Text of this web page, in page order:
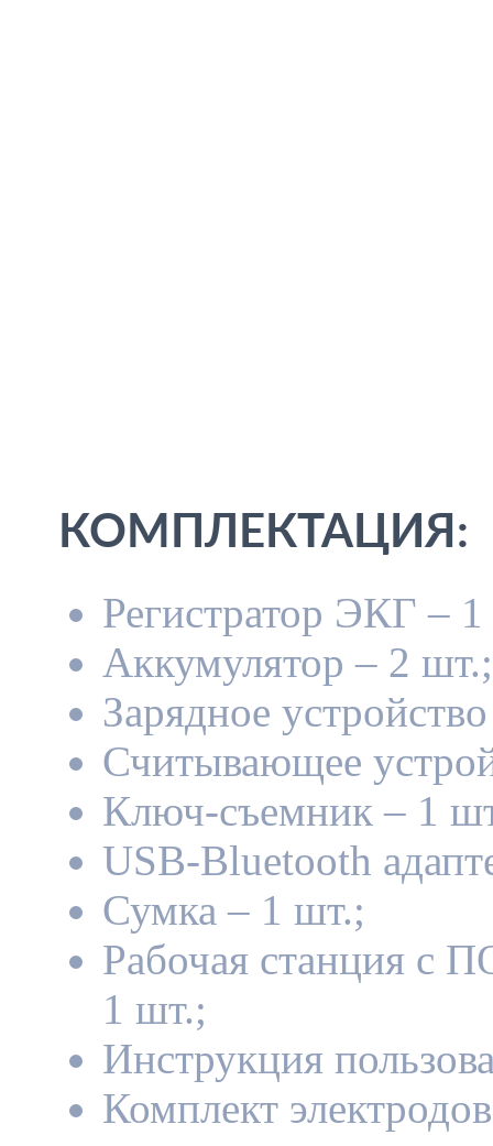
КОМПЛЕКТАЦИЯ:
Регистратор ЭКГ –
Аккумулятор – 2 шт.;
Зарядное
Считывающее
Ключ-съемник – 1
USB-Bluetooth
Сумка – 1 шт.;
Рабочая станция с
1 шт.;
Инструкция
Комплект